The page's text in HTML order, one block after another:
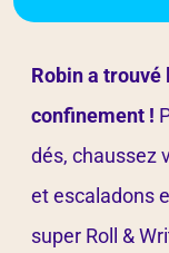
Robin a trouvé
confinement !
dés, chaussez
et escaladons
super Roll &